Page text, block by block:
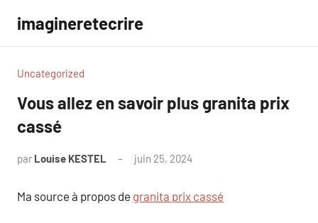
contenu
imagineretecrire
Uncategorized
Vous allez en savoir plus granita prix
cassé
par Louise KESTEL juin 25, 2024
Ma source à propos de granita prix cassé